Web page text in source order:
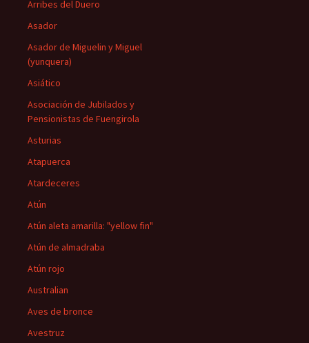
Arribes del Duero
Asador
Asador de Miguelin y Miguel
(yunquera)
Asiático
Asociación de Jubilados y
Pensionistas de Fuengirola
Asturias
Atapuerca
Atardeceres
Atún
Atún aleta amarilla: "yellow fin"
Atún de almadraba
Atún rojo
Australian
Aves de bronce
Avestruz